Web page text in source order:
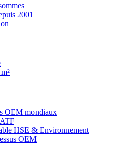
2001
OEM mondiaux
HSE & Environnement
OEM